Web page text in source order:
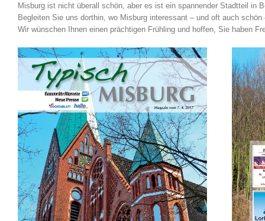
Misburg ist nicht überall schön, aber es ist ein spannender Stadtteil in
Begleiten Sie uns dorthin, wo Misburg interessant – und oft auch schön
Wir wünschen Ihnen einen prächtigen Frühling und hoffen, Sie haben